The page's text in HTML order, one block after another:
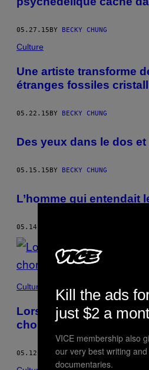
05.27.15BY BECKY CHUNG
Culture
Une artiste transforme
étranges fossiles
05.22.15BY BECKY CHUNG
Des yeux dans le dos
05.15.15BY BECKY CHUNG
L’homme qui entendait
05.14.15
Culture
Lorsque la
chorégraphie dans un
05.12.15 BYBECKY CHUNG
Kill the ads
just $2 a
VICE membership also
our very best writing
documentaries.